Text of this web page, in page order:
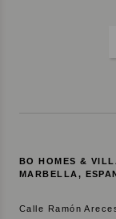
BO HOMES &
MARBELLA,
Calle Ramón